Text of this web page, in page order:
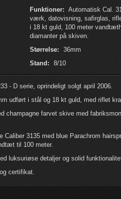
Funktioner: Automatisk Cal.
værk, datovisning, safirglas,
i 18 kt guld, 100 meter
diamanter på skiven.
Størrelse:
36mm
Stand:
8/10
- D serie, oprindeligt solgt april 2006.
udført i stål og 18 kt guld, med riflet
champagne farvet skive med
Caliber 3135 med blue Parachrom
til 100 meter.
luksuriøse detaljer og solid
certifikat.